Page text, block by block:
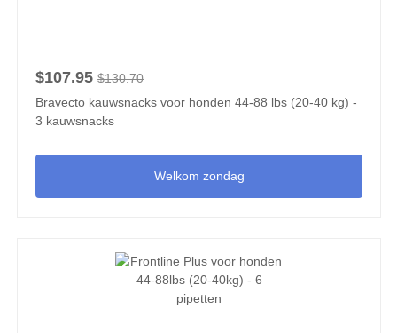
$107.95 $130.70
Bravecto kauwsnacks voor honden 44-88 lbs (20-40 kg) -
3 kauwsnacks
Welkom zondag